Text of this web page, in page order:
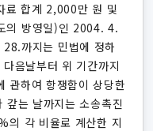
료 합계 2,000만 원 및
의 방영일)인 2004. 4.
까지는 민법에 정하
음날부터 위 기간까지
관하여 항쟁함이 상당한
는 날까지는 소송촉진
의 각 비율로 계산한 지